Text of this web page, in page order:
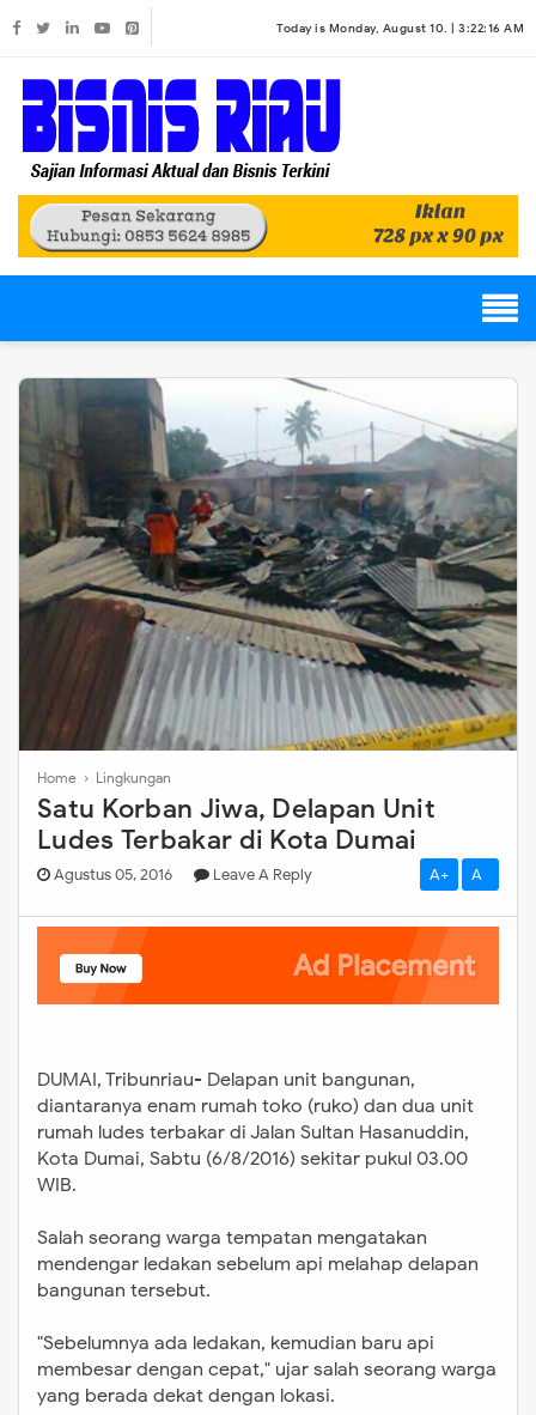
Today is Monday, August 10. | 3:22:16 AM
Home › Lingkungan
Satu Korban Jiwa, Delapan Unit
Ludes Terbakar di Kota Dumai
Agustus 05, 2016 Leave A Reply A+ A-
DUMAI, Tribunriau- Delapan unit bangunan,
diantaranya enam rumah toko (ruko) dan dua unit
rumah ludes terbakar di Jalan Sultan Hasanuddin,
Kota Dumai, Sabtu (6/8/2016) sekitar pukul 03.00
WIB.
Salah seorang warga tempatan mengatakan
mendengar ledakan sebelum api melahap delapan
bangunan tersebut.
"Sebelumnya ada ledakan, kemudian baru api
membesar dengan cepat," ujar salah seorang warga
yang berada dekat dengan lokasi.